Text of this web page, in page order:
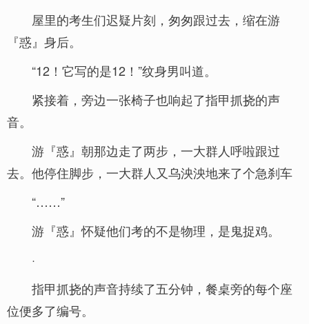
屋里的考生们迟疑片刻，匆匆跟过去，缩在游
『惑』身后。
“12！它写的是12！”纹身男叫道。
紧接着，旁边一张椅子也响起了指甲抓挠的声
音。
游『惑』朝那边走了两步，一大群人呼啦跟过
去。他停住脚步，一大群人又乌泱泱地来了个急刹车
“……”
游『惑』怀疑他们考的不是物理，是鬼捉鸡。
·
指甲抓挠的声音持续了五分钟，餐桌旁的每个座
位便多了编号。